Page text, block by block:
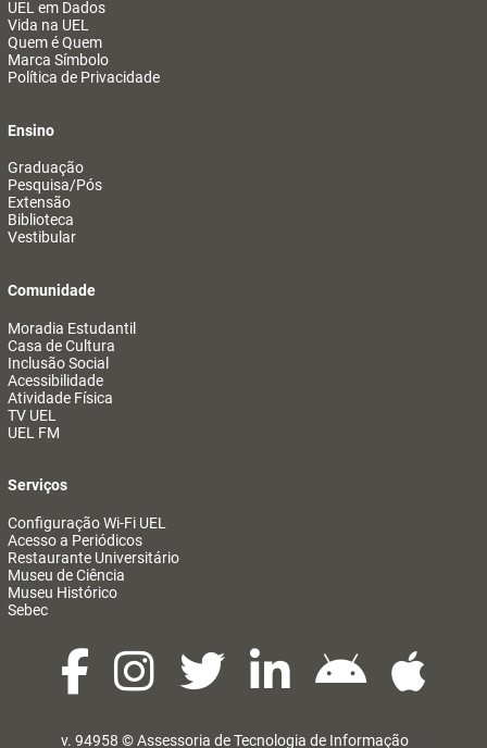
UEL em Dados
Vida na UEL
Quem é Quem
Marca Símbolo
Política de Privacidade
Ensino
Graduação
Pesquisa/Pós
Extensão
Biblioteca
Vestibular
Comunidade
Moradia Estudantil
Casa de Cultura
Inclusão Social
Acessibilidade
Atividade Física
TV UEL
UEL FM
Serviços
Configuração Wi-Fi UEL
Acesso a Periódicos
Restaurante Universitário
Museu de Ciência
Museu Histórico
Sebec
v. 94958 ©Assessoria de Tecnologia de Informação